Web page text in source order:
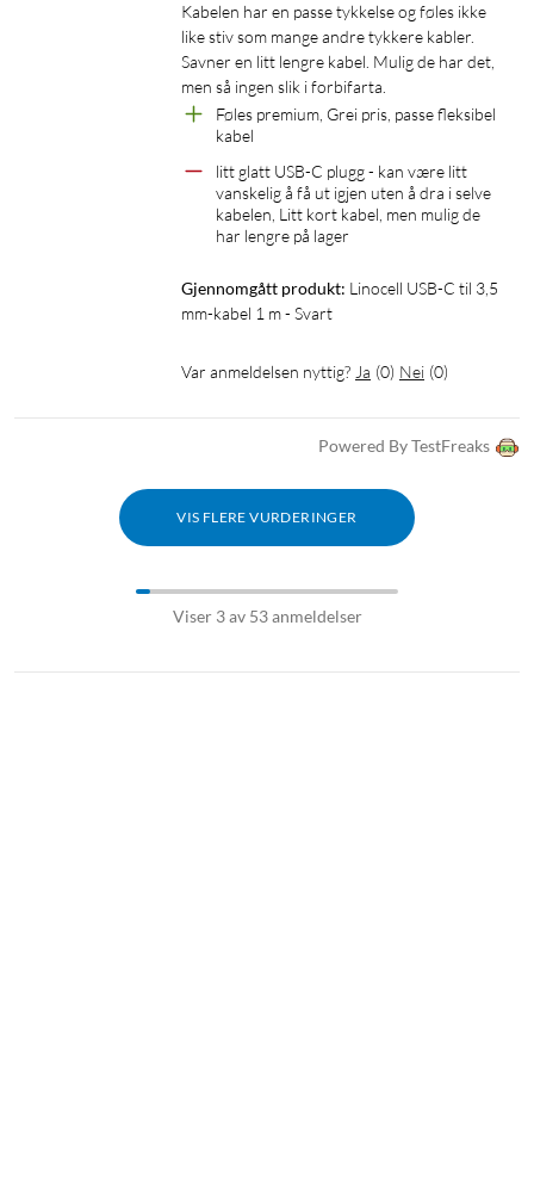
Kabelen har en passe tykkelse og føles ikke
like stiv som mange andre tykkere kabler.
Savner en litt lengre kabel. Mulig de har det,
men så ingen slik i forbifarta.
Føles premium, Grei pris, passe fleksibel
kabel
litt glatt USB-C plugg - kan være litt
vanskelig å få ut igjen uten å dra i selve
kabelen, Litt kort kabel, men mulig de
har lengre på lager
Gjennomgått produkt: Linocell USB-C til 3,5
mm-kabel 1 m - Svart
Var anmeldelsen nyttig? Ja (0) Nei (0)
Powered By TestFreaks
VIS FLERE VURDERINGER
Viser 3 av 53 anmeldelser